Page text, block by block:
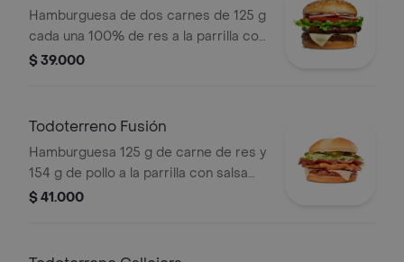
Hamburguesa de dos carnes de 125 g
cada una 100% de res a la parrilla con
salsa bbq, queso mozzarella, lechuga,
$ 39.000
Todoterreno Fusión
Hamburguesa 125 g de carne de res y
154 g de pollo a la parrilla con salsa
BBQ, tocineta, queso mozzarella,
$ 41.000